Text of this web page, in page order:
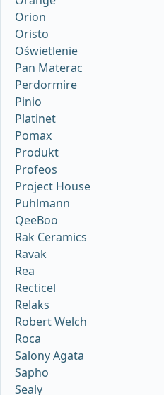
Orion
Oristo
Oświetlenie
Pan Materac
Perdormire
Pinio
Platinet
Pomax
Produkt
Profeos
Project House
Puhlmann
QeeBoo
Rak Ceramics
Ravak
Rea
Recticel
Relaks
Robert Welch
Roca
Salony Agata
Sapho
Sealy